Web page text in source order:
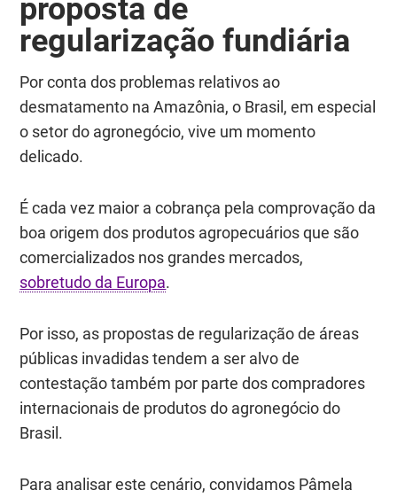
proposta de
regularização fundiária
Por conta dos problemas relativos ao
desmatamento na Amazônia, o Brasil, em especial
o setor do agronegócio, vive um momento
delicado.
É cada vez maior a cobrança pela comprovação da
boa origem dos produtos agropecuários que são
comercializados nos grandes mercados,
sobretudo da Europa.
Por isso, as propostas de regularização de áreas
públicas invadidas tendem a ser alvo de
contestação também por parte dos compradores
internacionais de produtos do agronegócio do
Brasil.
Para analisar este cenário, convidamos Pâmela